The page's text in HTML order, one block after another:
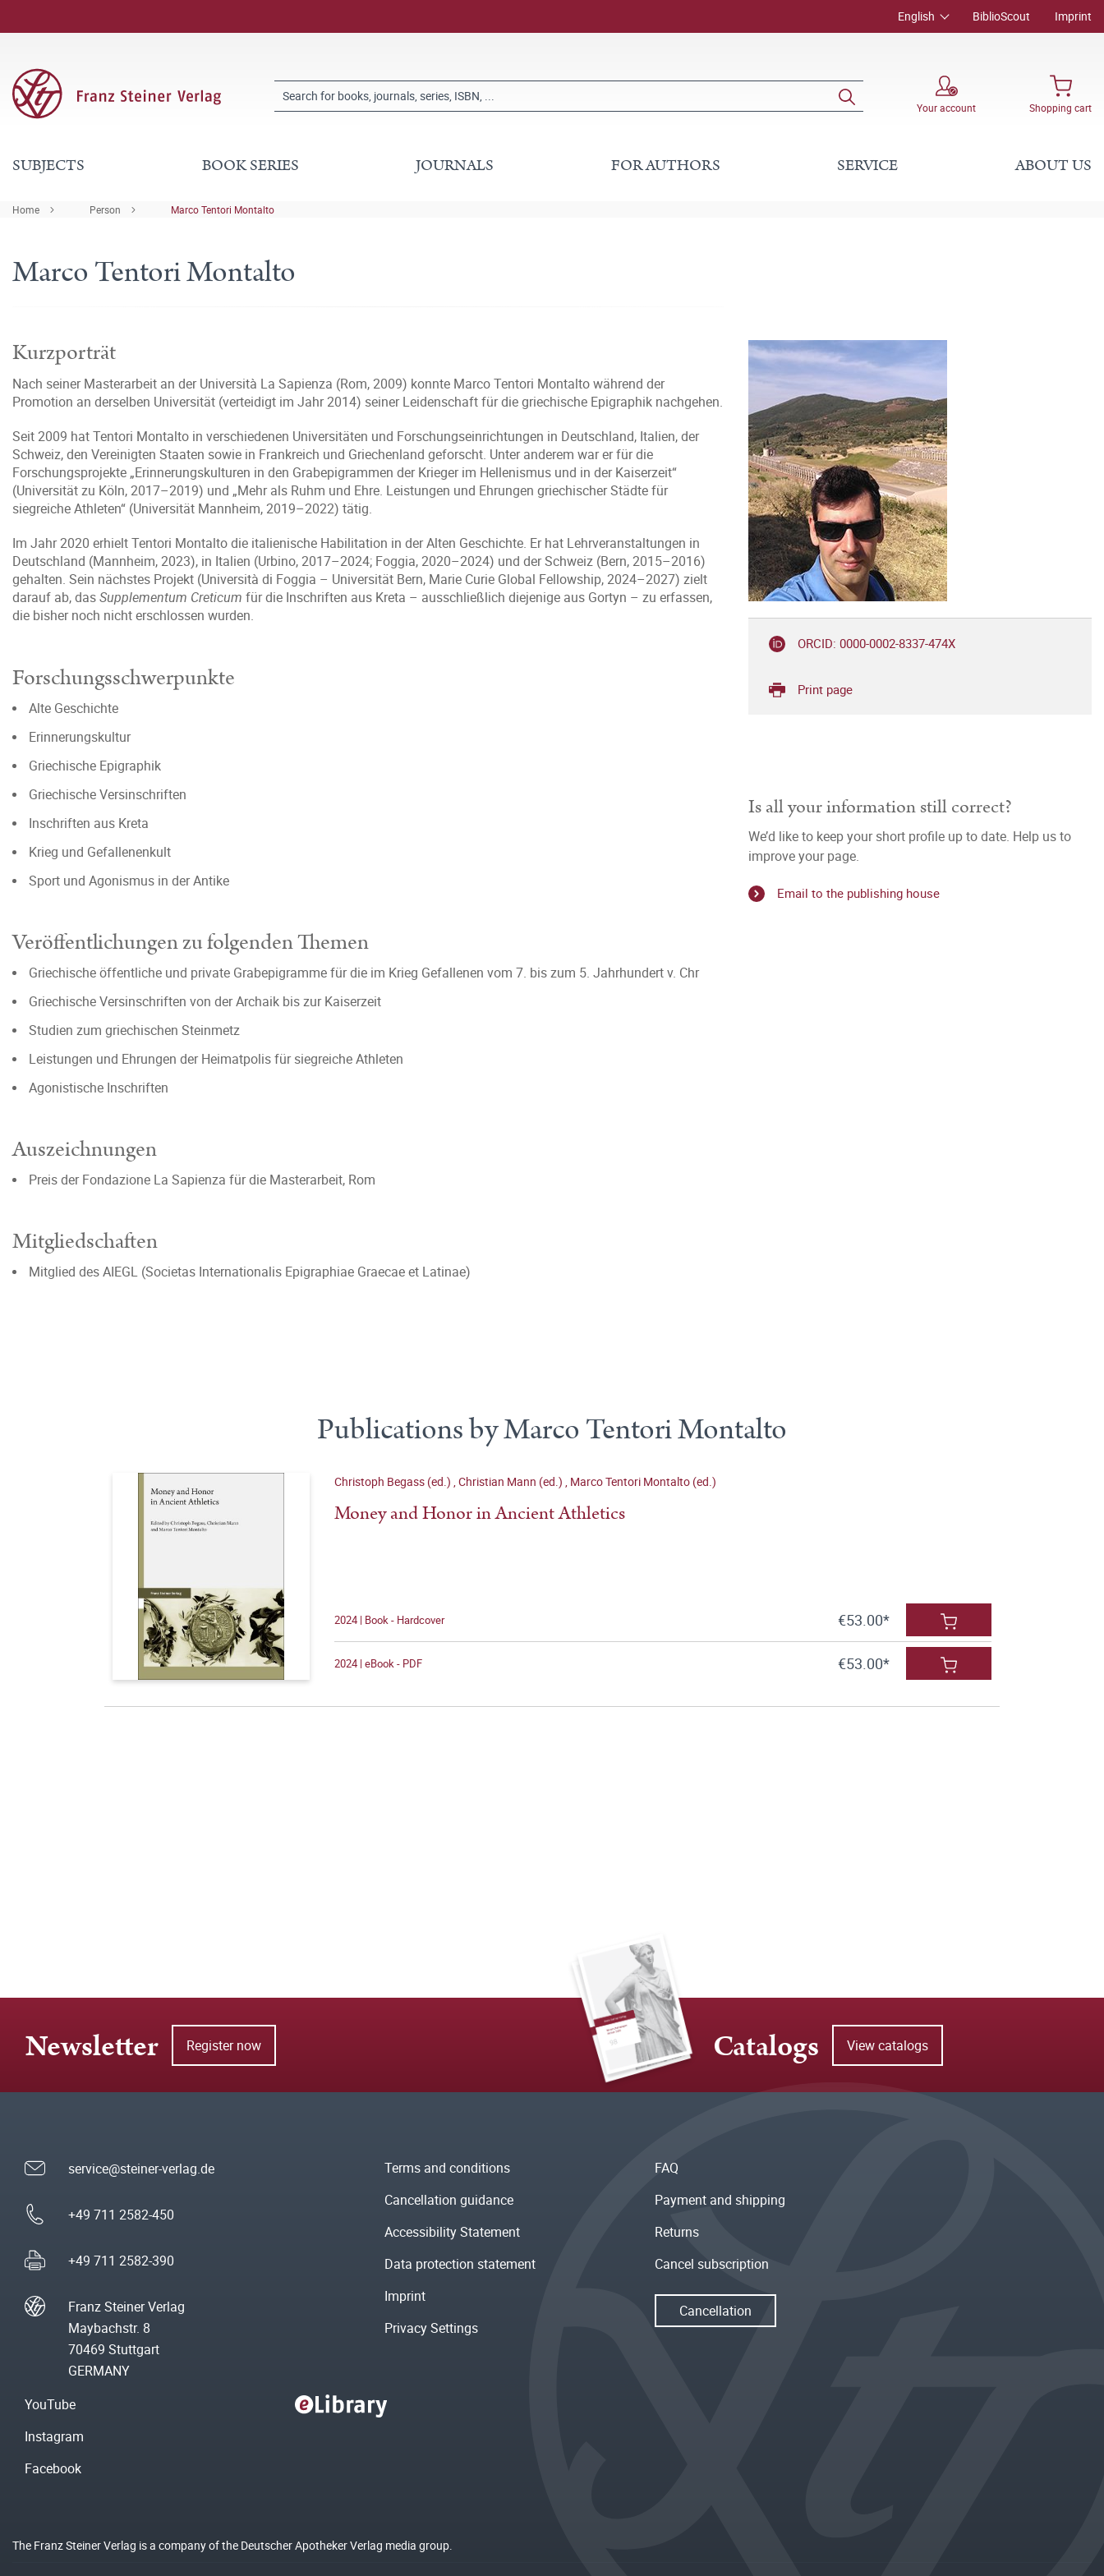
English BiblioScout Imprint
Your account Shopping cart
SUBJECTS BOOK SERIES JOURNALS FOR AUTHORS SERVICE ABOUT US
Home Person Marco Tentori Montalto
Marco Tentori Montalto
Kurzporträt
Nach seiner Masterarbeit an der Università La Sapienza (Rom, 2009) konnte Marco Tentori Montalto während der
Promotion an derselben Universität (verteidigt im Jahr 2014) seiner Leidenschaft für die griechische Epigraphik nachgehen.
Seit 2009 hat Tentori Montalto in verschiedenen Universitäten und Forschungseinrichtungen in Deutschland, Italien, der
Schweiz, den Vereinigten Staaten sowie in Frankreich und Griechenland geforscht. Unter anderem war er für die
Forschungsprojekte „Erinnerungskulturen in den Grabepigrammen der Krieger im Hellenismus und in der Kaiserzeit“
(Universität zu Köln, 2017–2019) und „Mehr als Ruhm und Ehre. Leistungen und Ehrungen griechischer Städte für
siegreiche Athleten“ (Universität Mannheim, 2019–2022) tätig.
Im Jahr 2020 erhielt Tentori Montalto die italienische Habilitation in der Alten Geschichte. Er hat Lehrveranstaltungen in
Deutschland (Mannheim, 2023), in Italien (Urbino, 2017–2024; Foggia, 2020–2024) und der Schweiz (Bern, 2015–2016)
gehalten. Sein nächstes Projekt (Università di Foggia – Universität Bern, Marie Curie Global Fellowship, 2024–2027) zielt
darauf ab, dasSupplementum Creticum für die Inschriften aus Kreta – ausschließlich diejenige aus Gortyn – zu erfassen,
die bisher noch nicht erschlossen wurden.
Forschungsschwerpunkte
Alte Geschichte
Erinnerungskultur
Griechische Epigraphik
Griechische Versinschriften
Inschriften aus Kreta
Krieg und Gefallenenkult
Sport und Agonismus in der Antike
Veröffentlichungen zu folgenden Themen
Griechische öffentliche und private Grabepigramme für die im Krieg Gefallenen vom 7. bis zum 5. Jahrhundert v. Chr
Griechische Versinschriften von der Archaik bis zur Kaiserzeit
Studien zum griechischen Steinmetz
Leistungen und Ehrungen der Heimatpolis für siegreiche Athleten
Agonistische Inschriften
Auszeichnungen
Preis der Fondazione La Sapienza für die Masterarbeit, Rom
Mitgliedschaften
Mitglied des AIEGL (Societas Internationalis Epigraphiae Graecae et Latinae)
ORCID: 0000-0002-8337-474X
Print page
Is all your information still correct?
We’d like to keep your short profile up to date. Help us to
improve your page.
Email to the publishing house
Publications by Marco Tentori Montalto
Christoph Begass (ed.) ,Christian Mann (ed.) , Marco Tentori Montalto (ed.)
Money and Honor in Ancient Athletics
2024 | Book - Hardcover €53.00*
2024 | eBook - PDF €53.00*
Newsletter Register now Catalogs View catalogs
service@steiner-verlag.de
+49 711 2582-450
+49 711 2582-390
Franz Steiner Verlag
Maybachstr. 8
70469 Stuttgart
GERMANY
Terms and conditions
Cancellation guidance
Accessibility Statement
Data protection statement
Imprint
Privacy Settings
FAQ
Payment and shipping
Returns
Cancel subscription
Cancellation
YouTube
Instagram
Facebook
The Franz Steiner Verlag is a company of the Deutscher Apotheker Verlag media group.